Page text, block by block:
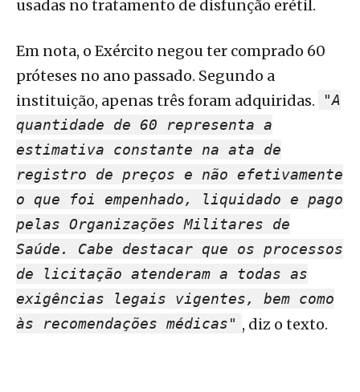
usadas no tratamento de disfunção erétil.
Em nota, o Exército negou ter comprado 60
próteses no ano passado. Segundo a
instituição, apenas três foram adquiridas.
"A
quantidade de 60 representa a
estimativa constante na ata de
registro de preços e não efetivamente
o que foi empenhado, liquidado e pago
pelas Organizações Militares de
Saúde. Cabe destacar que os processos
de licitação atenderam a todas as
exigências legais vigentes, bem como
às recomendações médicas" , diz o texto.